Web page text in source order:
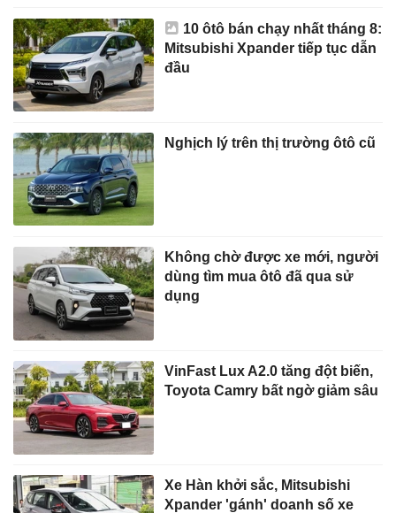
10 ôtô bán chạy nhất tháng 8:
Mitsubishi Xpander tiếp tục dẫn
đầu
Nghịch lý trên thị trường ôtô cũ
Không chờ được xe mới, người
dùng tìm mua ôtô đã qua sử
dụng
VinFast Lux A2.0 tăng đột biến,
Toyota Camry bất ngờ giảm sâu
Xe Hàn khởi sắc, Mitsubishi
Xpander 'gánh' doanh số xe